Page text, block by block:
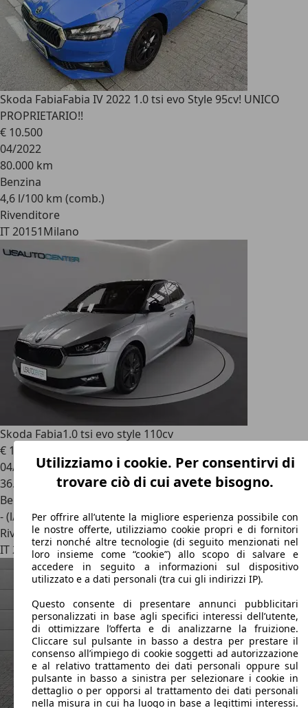
Skoda FabiaFabia IV 2022 1.0 tsi evo Style 95cv! UNICO
PROPRIETARIO!!
€ 10.500
04/2022
80.000 km
Benzina
4,6 l/100 km (comb.)
Rivenditore
IT 20151Milano
Skoda Fabia1.0 tsi evo style 110cv
€ 15.800
04/2023
36.670 km
Benzina
- (l/100 km)
Rivenditore
IT 20151Milano
Utilizziamo i cookie. Per consentirvi di
trovare ciò di cui avete bisogno.
Per offrire all’utente la migliore esperienza possibile con
le nostre offerte, utilizziamo cookie propri e di fornitori
terzi nonché altre tecnologie (di seguito menzionati nel
loro insieme come “cookie”) allo scopo di salvare e
accedere in seguito a informazioni sul dispositivo
utilizzato e a dati personali (tra cui gli indirizzi IP).
Questo consente di presentare annunci pubblicitari
personalizzati in base agli specifici interessi dell’utente,
di ottimizzare l’offerta e di analizzarne la fruizione.
Cliccare sul pulsante in basso a destra per prestare il
consenso all’impiego di cookie soggetti ad autorizzazione
e al relativo trattamento dei dati personali oppure sul
pulsante in basso a sinistra per selezionare i cookie in
dettaglio o per opporsi al trattamento dei dati personali
nella misura in cui ha luogo in base a legittimi interessi.